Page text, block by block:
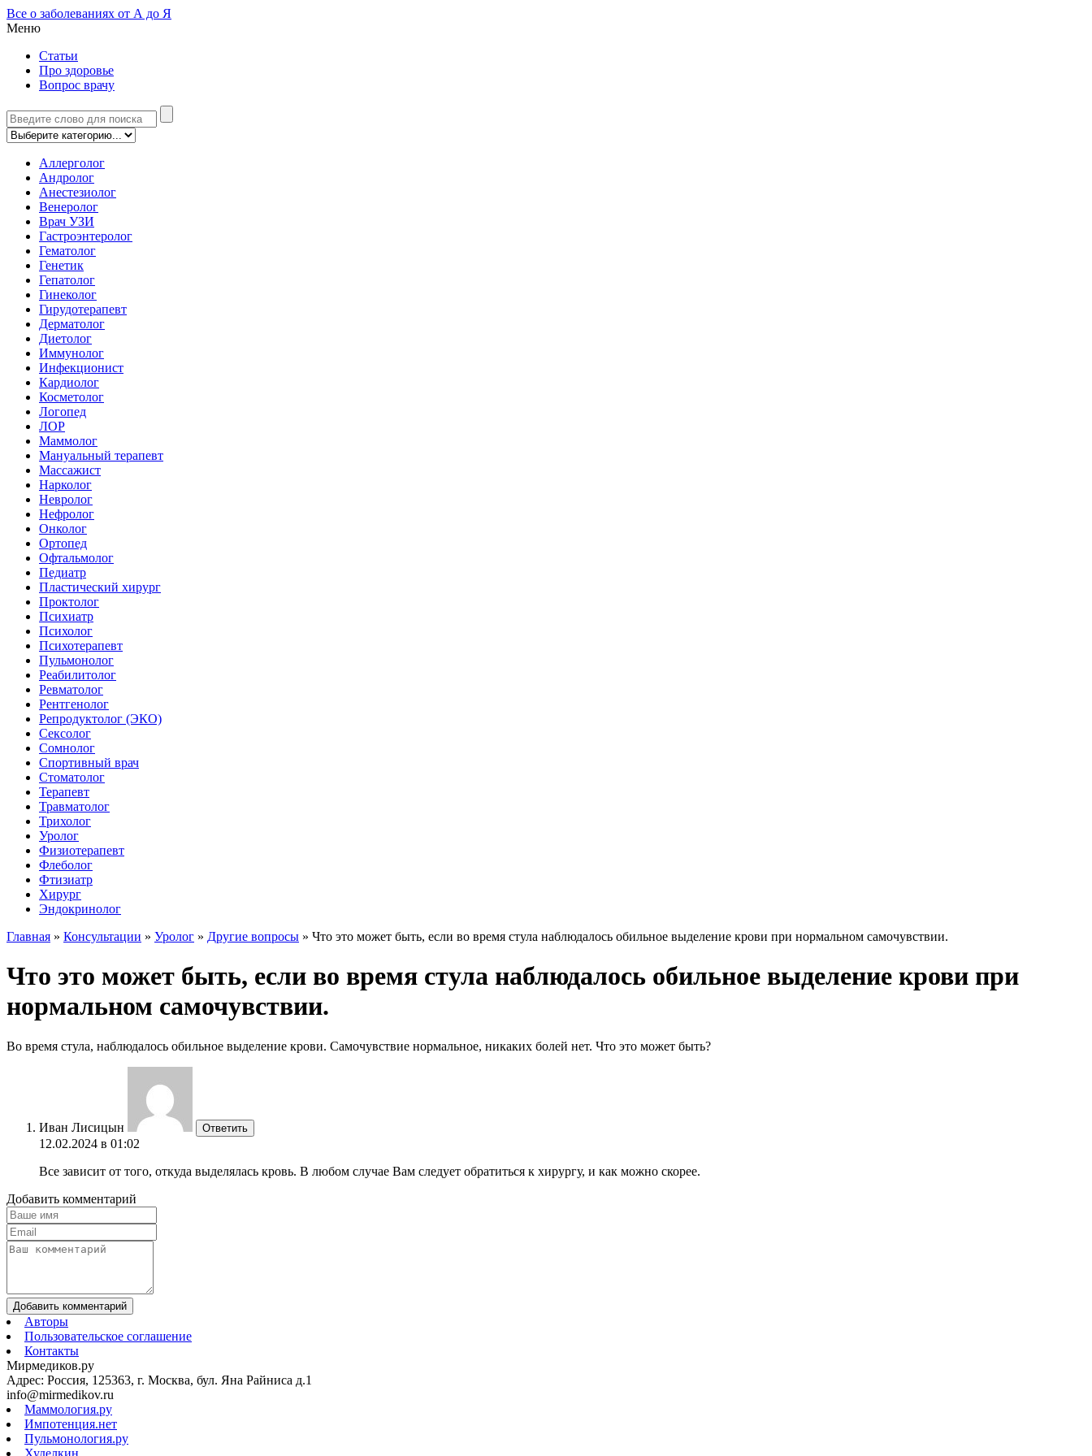
Все о заболеваниях от А до Я
Меню
Статьи
Про здоровье
Вопрос врачу
Аллерголог
Андролог
Анестезиолог
Венеролог
Врач УЗИ
Гастроэнтеролог
Гематолог
Генетик
Гепатолог
Гинеколог
Гирудотерапевт
Дерматолог
Диетолог
Иммунолог
Инфекционист
Кардиолог
Косметолог
Логопед
ЛОР
Маммолог
Мануальный терапевт
Массажист
Нарколог
Невролог
Нефролог
Онколог
Ортопед
Офтальмолог
Педиатр
Пластический хирург
Проктолог
Психиатр
Психолог
Психотерапевт
Пульмонолог
Реабилитолог
Ревматолог
Рентгенолог
Репродуктолог (ЭКО)
Сексолог
Сомнолог
Спортивный врач
Стоматолог
Терапевт
Травматолог
Трихолог
Уролог
Физиотерапевт
Флеболог
Фтизиатр
Хирург
Эндокринолог
Главная » Консультации » Уролог » Другие вопросы » Что это может быть, если во время стула наблюдалось обильное выделение крови при нормальном самочувствии.
Что это может быть, если во время стула наблюдалось обильное выделение крови при
нормальном самочувствии.
Во время стула, наблюдалось обильное выделение крови. Самочувствие нормальное, никаких болей нет. Что это может быть?
Иван Лисицын Ответить
12.02.2024 в 01:02
Все зависит от того, откуда выделялась кровь. В любом случае Вам следует обратиться к хирургу, и как можно скорее.
Добавить комментарий
Добавить комментарий
Авторы
Пользовательское соглашение
Контакты
Мирмедиков.ру
Адрес: Россия, 125363, г. Москва, бул. Яна Райниса д.1
info@mirmedikov.ru
Маммология.ру
Импотенция.нет
Пульмонология.ру
Худелкин